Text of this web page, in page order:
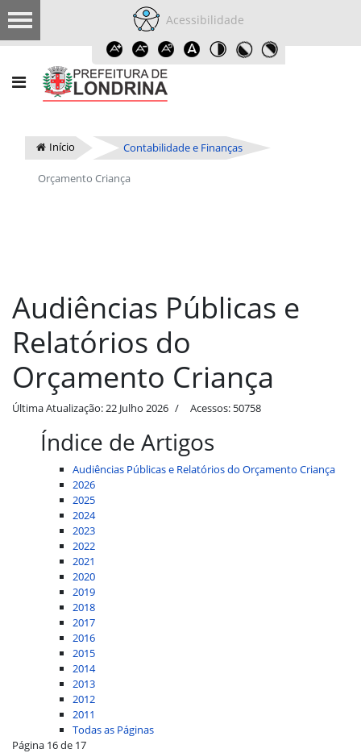
Acessibilidade
Início Contabilidade e Finanças
Orçamento Criança
Audiências Públicas e
Relatórios do
Orçamento Criança
Última Atualização: 22 Julho 2026 Acessos: 50758
Índice de Artigos
Audiências Públicas e Relatórios do Orçamento Criança
2026
2025
2024
2023
2022
2021
2020
2019
2018
2017
2016
2015
2014
2013
2012
2011
Todas as Páginas
Página 16 de 17